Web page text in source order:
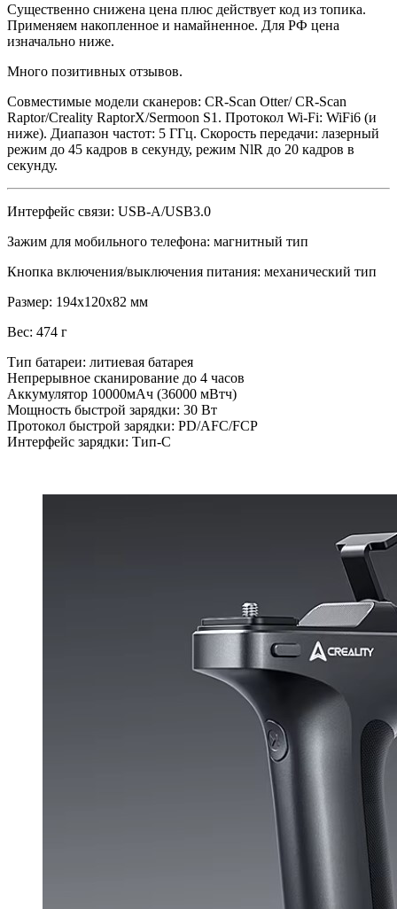
Существенно снижена цена плюс действует код из топика.
Применяем накопленное и намайненное. Для РФ цена
изначально ниже.
Много позитивных отзывов.
Совместимые модели сканеров: CR-Scan Otter/ CR-Scan
Raptor/Creality RaptorX/Sermoon S1. Протокол Wi-Fi: WiFi6 (и
ниже). Диапазон частот: 5 ГГц. Скорость передачи: лазерный
режим до 45 кадров в секунду, режим NlR до 20 кадров в
секунду.
Интерфейс связи: USB-A/USB3.0
Зажим для мобильного телефона: магнитный тип
Кнопка включения/выключения питания: механический тип
Размер: 194x120x82 мм
Вес: 474 г
Тип батареи: литиевая батарея
Непрерывное сканирование до 4 часов
Аккумулятор 10000мАч (36000 мВтч)
Мощность быстрой зарядки: 30 Вт
Протокол быстрой зарядки: PD/AFC/FCP
Интерфейс зарядки: Тип-C